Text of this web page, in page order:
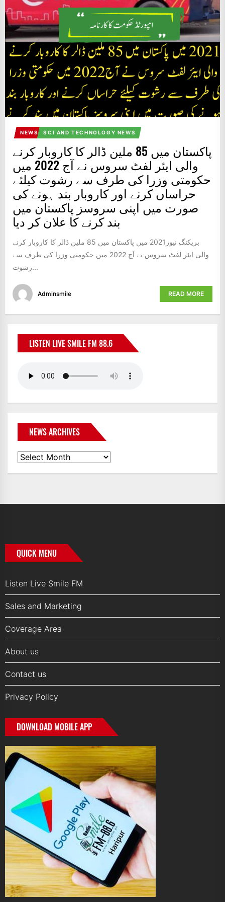
IT
BROADCASTS
NEWS
UPDATE,
CURRENT
AFFAIRS
&
ENTERTAINMENT
NEWS SCI AND TECHNOLOGY NEWS
پاکستان میں 85 ملین ڈالر کا کاروبار کرنے
والی ایئر لفٹ سروس نے آج 2022 میں
حکومتی وزرا کی طرف سے رشوت کیلئے
حراساں کرنے اور کاروبار بند ہونے کی
صورت میں اپنی سروسز پاکستان میں
بند کرنے کا علان کر دیا
بریکنگ نیوز2021 میں پاکستان میں 85 ملین ڈالر کا کاروبار کرنے
والی ایئر لفٹ سروس نے آج 2022 میں حکومتی وزرا کی طرف سے
رشوت...
Adminsmile READ MORE
LISTEN LIVE SMILE FM 88.6
NEWS ARCHIVES
News
QUICK MENU
Listen Live Smile FM
Sales and Marketing
Coverage Area
About us
Contact us
Privacy Policy
DOWNLOAD MOBILE APP